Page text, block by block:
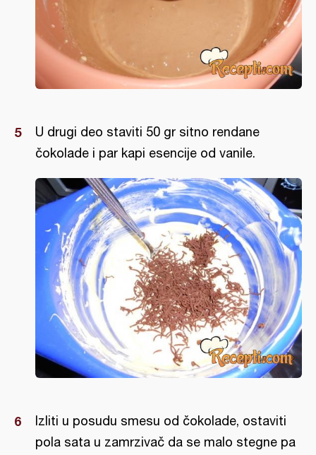
U drugi deo staviti 50 gr sitno rendane
čokolade i par kapi esencije od vanile.
Izliti u posudu smesu od čokolade, ostaviti
pola sata u zamrzivač da se malo stegne pa